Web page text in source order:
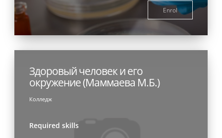
Enrol
Здоровый человек и его
окружение (Маммаева М.Б.)
Колледж
Required skills